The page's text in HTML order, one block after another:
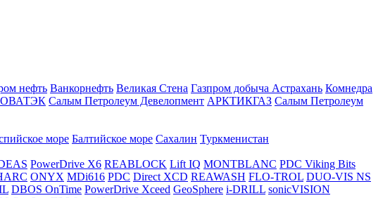
нефть Ванкорнефть Великая Стена Газпром добыча Астрахань Комнедра
Салым Петролеум Девелопмент АРКТИКГАЗ Салым Петролеум
море Балтийское море Сахалин Туркменистан
PowerDrive X6 REABLOCK Lift IQ MONTBLANC PDC Viking Bits
ONYX MDi616 PDC Direct XCD REAWASH FLO-TROL DUO-VIS NS
DBOS OnTime PowerDrive Xceed GeoSphere i-DRILL sonicVISION